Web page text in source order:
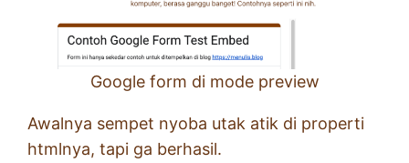
Google form di mode preview
Awalnya sempet nyoba utak atik di properti
htmlnya, tapi ga berhasil.